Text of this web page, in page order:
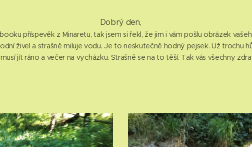
Dobrý den,
příspevěk z Minaretu, tak jsem si řekl, že jim i vám pošlu obrázek
živel a strašně miluje vodu. Je to neskutečně hodný pejsek. Už trochu
jít ráno a večer na vycházku. Strašně se na to těší. Tak vás všechny